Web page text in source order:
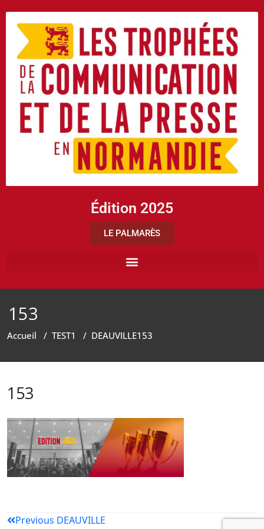
Édition 2025
LE PALMARÈS
153
Accueil / TEST1 / DEAUVILLE153
153
Previous DEAUVILLE